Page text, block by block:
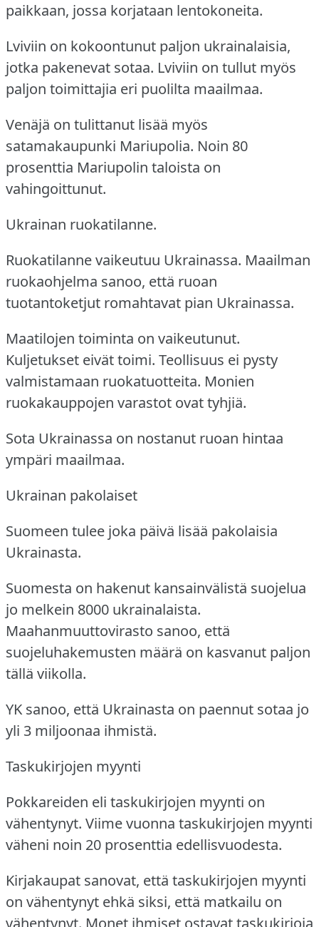
paikkaan, jossa korjataan lentokoneita.
Lviviin on kokoontunut paljon ukrainalaisia,
jotka pakenevat sotaa. Lviviin on tullut myös
paljon toimittajia eri puolilta maailmaa.
Venäjä on tulittanut lisää myös
satamakaupunki Mariupolia. Noin 80
prosenttia Mariupolin taloista on
vahingoittunut.
Ukrainan ruokatilanne.
Ruokatilanne vaikeutuu Ukrainassa. Maailman
ruokaohjelma sanoo, että ruoan
tuotantoketjut romahtavat pian Ukrainassa.
Maatilojen toiminta on vaikeutunut.
Kuljetukset eivät toimi. Teollisuus ei pysty
valmistamaan ruokatuotteita. Monien
ruokakauppojen varastot ovat tyhjiä.
Sota Ukrainassa on nostanut ruoan hintaa
ympäri maailmaa.
Ukrainan pakolaiset
Suomeen tulee joka päivä lisää pakolaisia
Ukrainasta.
Suomesta on hakenut kansainvälistä suojelua
jo melkein 8000 ukrainalaista.
Maahanmuuttovirasto sanoo, että
suojeluhakemusten määrä on kasvanut paljon
tällä viikolla.
YK sanoo, että Ukrainasta on paennut sotaa jo
yli 3 miljoonaa ihmistä.
Taskukirjojen myynti
Pokkareiden eli taskukirjojen myynti on
vähentynyt. Viime vuonna taskukirjojen myynti
väheni noin 20 prosenttia edellisvuodesta.
Kirjakaupat sanovat, että taskukirjojen myynti
on vähentynyt ehkä siksi, että matkailu on